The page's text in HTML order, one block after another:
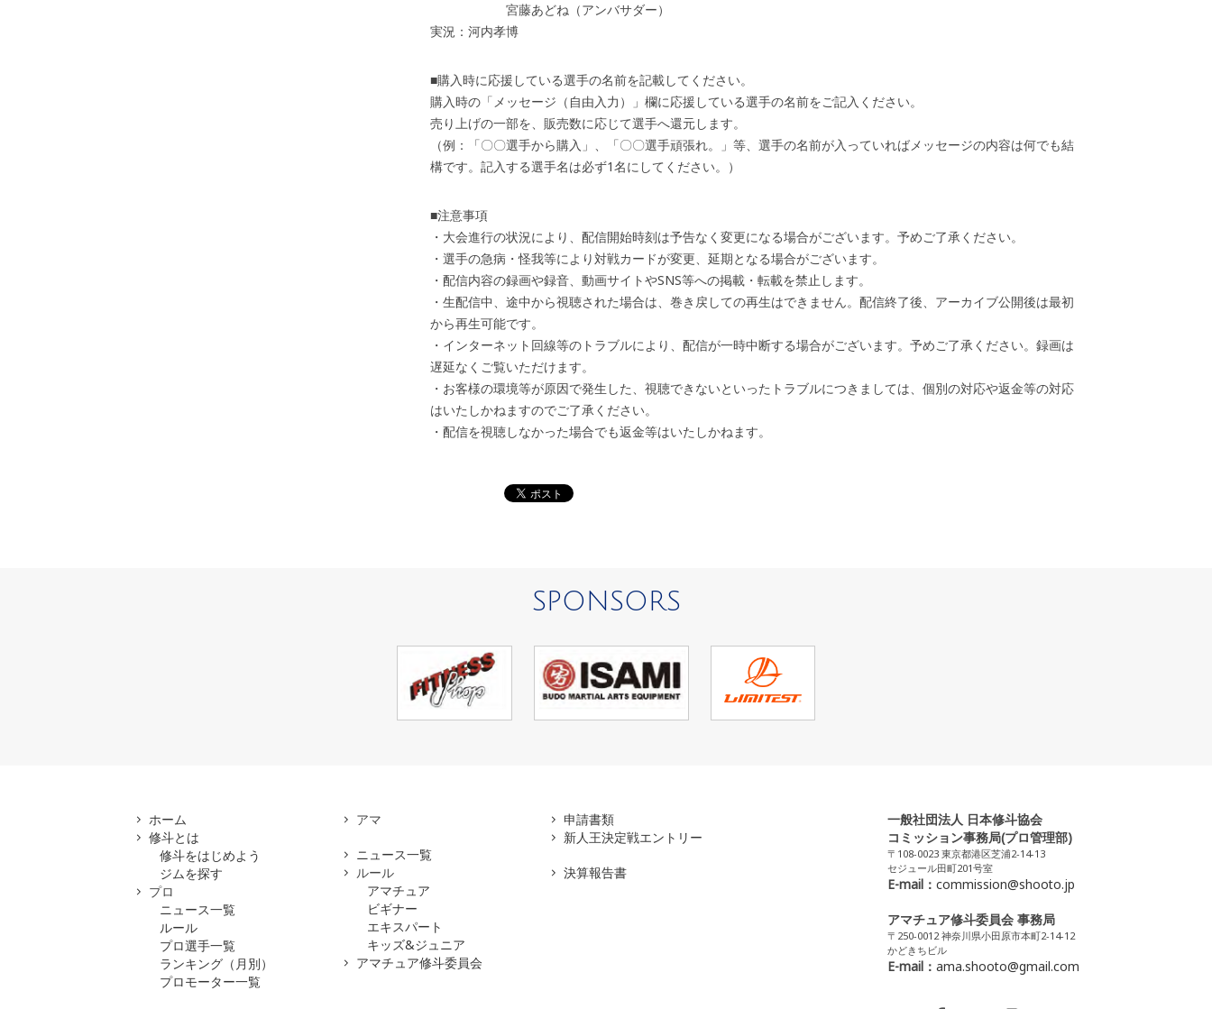
宮藤あどね（アンバサダー）
実況：河内孝博
■購入時に応援している選手の名前を記載してください。
購入時の「メッセージ（自由入力）」欄に応援している選手の名前をご記入ください。
売り上げの一部を、販売数に応じて選手へ還元します。
（例：「〇〇選手から購入」、「〇〇選手頑張れ。」等、選手の名前が入っていればメッセージの内容は何でも結
構です。記入する選手名は必ず1名にしてください。）
■注意事項
・大会進行の状況により、配信開始時刻は予告なく変更になる場合がございます。予めご了承ください。
・選手の急病・怪我等により対戦カードが変更、延期となる場合がございます。
・配信内容の録画や録音、動画サイトやSNS等への掲載・転載を禁止します。
・生配信中、途中から視聴された場合は、巻き戻しての再生はできません。配信終了後、アーカイブ公開後は最初
から再生可能です。
・インターネット回線等のトラブルにより、配信が一時中断する場合がございます。予めご了承ください。録画は
遅延なくご覧いただけます。
・お客様の環境等が原因で発生した、視聴できないといったトラブルにつきましては、個別の対応や返金等の対応
はいたしかねますのでご了承ください。
・配信を視聴しなかった場合でも返金等はいたしかねます。
SPONSORS
ホーム
修斗とは
修斗をはじめよう
ジムを探す
プロ
ニュース一覧
ルール
プロ選手一覧
ランキング（月別）
プロモーター一覧
アマ
ニュース一覧
ルール
アマチュア
ビギナー
エキスパート
キッズ&ジュニア
アマチュア修斗委員会
申請書類
新人王決定戦エントリー
決算報告書
一般社団法人 日本修斗協会
コミッション事務局(プロ管理部)
〒108-0023 東京都港区芝浦2-14-13
セジュール田町201号室
E-mail： commission@shooto.jp
アマチュア修斗委員会 事務局
〒250-0012 神奈川県小田原市本町2-14-12
かどきちビル
E-mail： ama.shooto@gmail.com